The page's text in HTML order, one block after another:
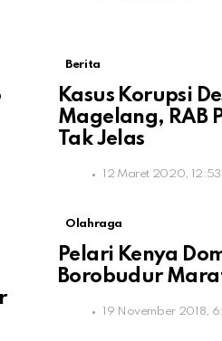
Berita
Kasus Korupsi
Magelang, RAB
Tak Jelas
12 Maret 2020,
Olahraga
Pelari Kenya
Borobudur
19 November 2018,